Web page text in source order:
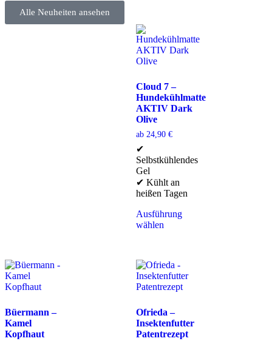
Alle Neuheiten ansehen
Cloud 7 –
Hundekühlmatte
AKTIV Dark
Olive
ab 24,90 €
✔
Selbstkühlendes
Gel
✔ Kühlt an
heißen Tagen
Ausführung
wählen
Büermann –
Kamel
Kopfhaut
Ofrieda –
Insektenfutter
Patentrezept